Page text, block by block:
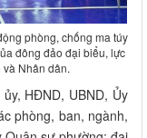
phòng, chống ma túy
đông đảo đại biểu, lực
Nhân dân.
HĐND, UBND, Ủy
phòng, ban, ngành,